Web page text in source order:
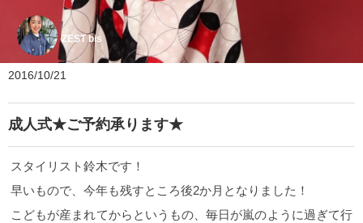
ZEST bis
2016/10/21
成人式★ご予約承ります★
スタイリスト鈴木です！
早いもので、今年も残すところ後2か月となりました！
こどもが産まれてからというもの、毎日が嵐のように過ぎて行